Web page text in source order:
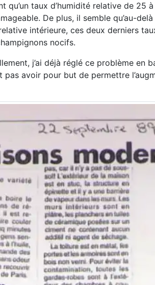
qu’un taux d’humidité relative de 25
De plus, il semble qu’au-
intérieure, ces deux derniers
nocifs.
j’ai déjà réglé ce problème en
avoir pour but de permettre